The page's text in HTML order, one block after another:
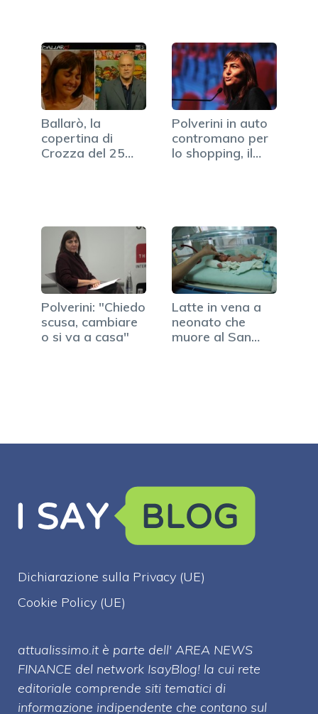
Ballarò, la
copertina di
Crozza del 25
Polverini in auto
contromano per
lo shopping, il
Polverini: "Chiedo
scusa, cambiare
o si va a casa"
Latte in vena a
neonato che
muore al San
Dichiarazione sulla Privacy (UE)
Cookie Policy (UE)
attualissimo.it è parte dell' AREA NEWS
FINANCE del network IsayBlog! la cui rete
editoriale comprende siti tematici di
informazione indipendente che contano sul